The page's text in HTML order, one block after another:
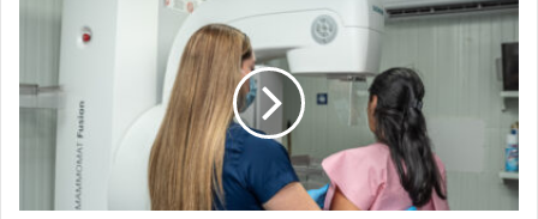
pretende
13
mil
mamografías
2025